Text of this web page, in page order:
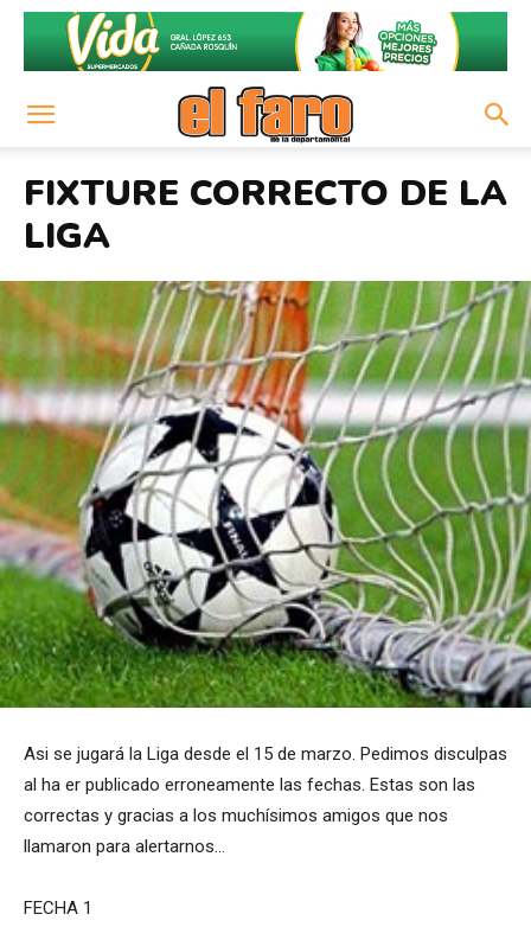
FIXTURE CORRECTO DE LA
LIGA
Asi se jugará la Liga desde el 15 de marzo. Pedimos disculpas
al ha er publicado erroneamente las fechas. Estas son las
correctas y gracias a los muchísimos amigos que nos
llamaron para alertarnos…
FECHA 1